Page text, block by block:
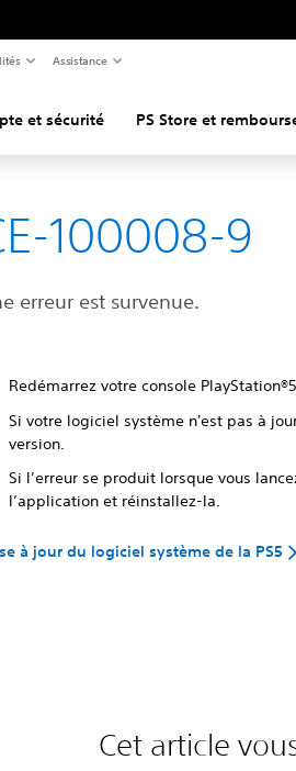
Assistance
et sécurité PS Store et
100008-9
erreur est survenue.
Redémarrez votre console
Si votre logiciel système n'est pas à
version.
Si l’erreur se produit lorsque vous
l’application et réinstallez-la.
à jour du logiciel système de la PS5
Cet article